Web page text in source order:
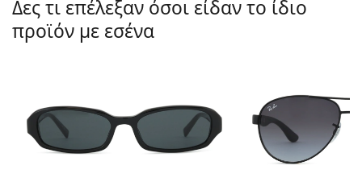
Δες τι επέλεξαν όσοι είδαν το ίδιο
προϊόν με εσένα